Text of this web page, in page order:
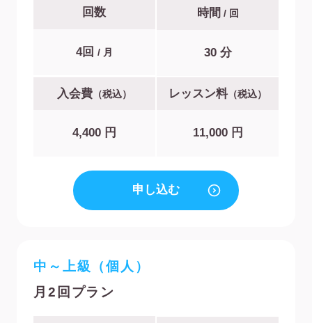
回数
4回 / 月
時間 / 回
30 分
入会費（税込）
4,400 円
レッスン料（税込）
11,000 円
申し込む
中～上級（個人）
月2回プラン